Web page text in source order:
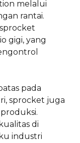
melalui
rantai.
gigi, yang
pada
sprocket juga
di
industri